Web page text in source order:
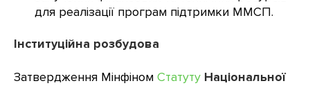
для реалізації програм підтримки ММСП.
Інституційна розбудова
Затвердження Мінфіном Статуту Національної